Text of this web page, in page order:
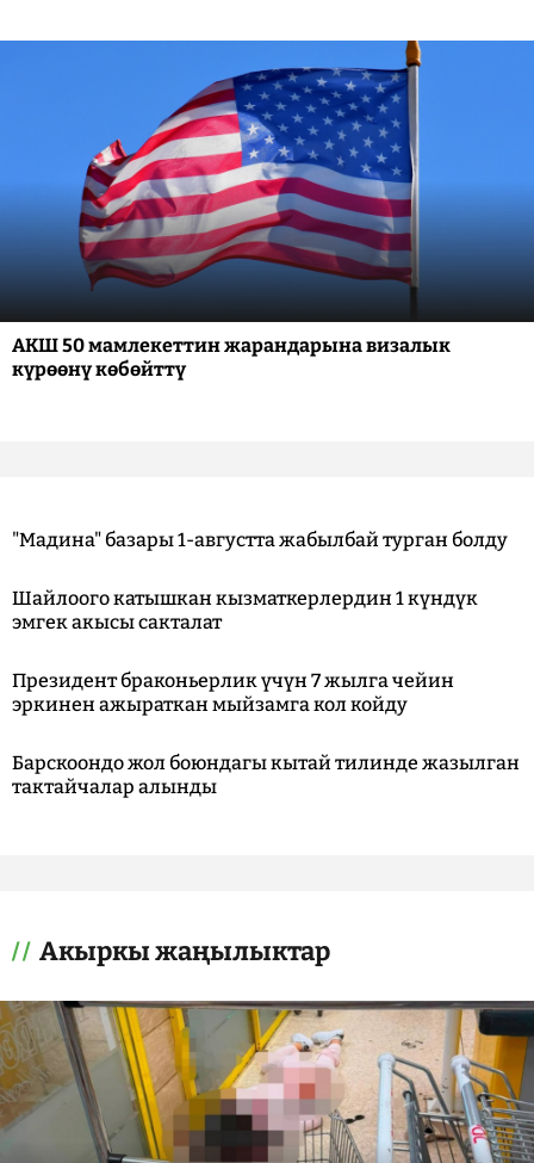
АКШ 50 мамлекеттин жарандарына визалык
күрөөнү көбөйттү
"Мадина" базары 1-августта жабылбай турган болду
Шайлоого катышкан кызматкерлердин 1 күндүк
эмгек акысы сакталат
Президент браконьерлик үчүн 7 жылга чейин
эркинен ажыраткан мыйзамга кол койду
Барскоондо жол боюндагы кытай тилинде жазылган
тактайчалар алынды
Акыркы жаңылыктар